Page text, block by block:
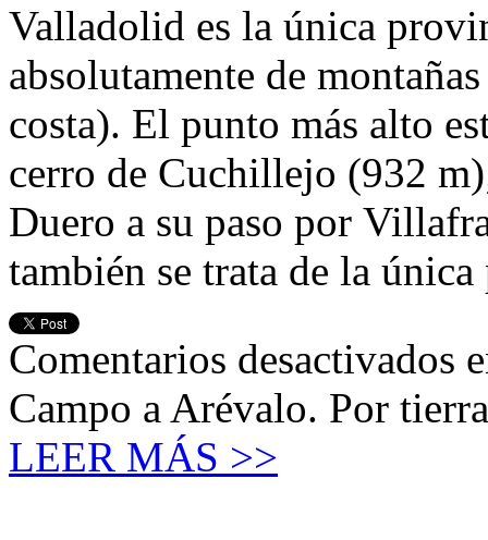
Valladolid es la única
absolutamente de
costa). El punto más alto
cerro de Cuchillejo (932
Duero a su paso por
también se trata de la
Comentarios desactivados
Campo a Arévalo. Por
LEER MÁS >>